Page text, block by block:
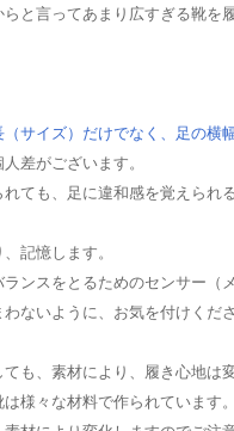
と言ってあまり広すぎる靴を
（サイズ）だけでなく、足の横
差がございます。
ても、足に違和感を覚えられ
記憶します。
ンスをとるためのセンサー（
ないように、お気を付けくださ
も、素材により、履き心地は
様々な材料で作られています。